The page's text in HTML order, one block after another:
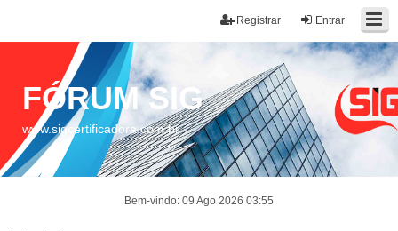
Entrar
Registrar
FÓRUM SIG
www.sigcertificadora.com.br
Bem-vindo: 09 Ago 2026 03:55